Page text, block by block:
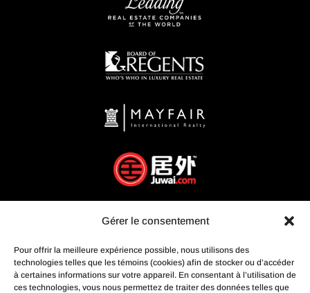
Gérer le consentement
Pour offrir la meilleure expérience possible, nous utilisons des
technologies telles que les témoins (cookies) afin de stocker ou d’accéder
à certaines informations sur votre appareil. En consentant à l’utilisation de
ces technologies, vous nous permettez de traiter des données telles que